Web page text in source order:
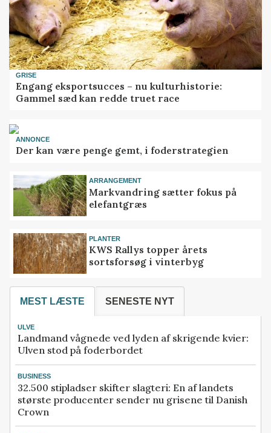
GRISE
Engang eksportsucces – nu kulturhistorie:
Gammel sæd kan redde truet race
ANNONCE
Der kan være penge gemt, i foderstrategien
ARRANGEMENT
Markvandring sætter fokus på
elefantgræs
PLANTER
KWS Rallys topper årets
sortsforsøg i vinterbyg
MEST LÆSTE SENESTE NYT
ULVE
Landmand vågnede ved lyden af skrigende kvier:
Ulven stod på foderbordet
BUSINESS
32.500 stipladser skifter slagteri: En af landets
største producenter sender nu grisene til Danish
Crown